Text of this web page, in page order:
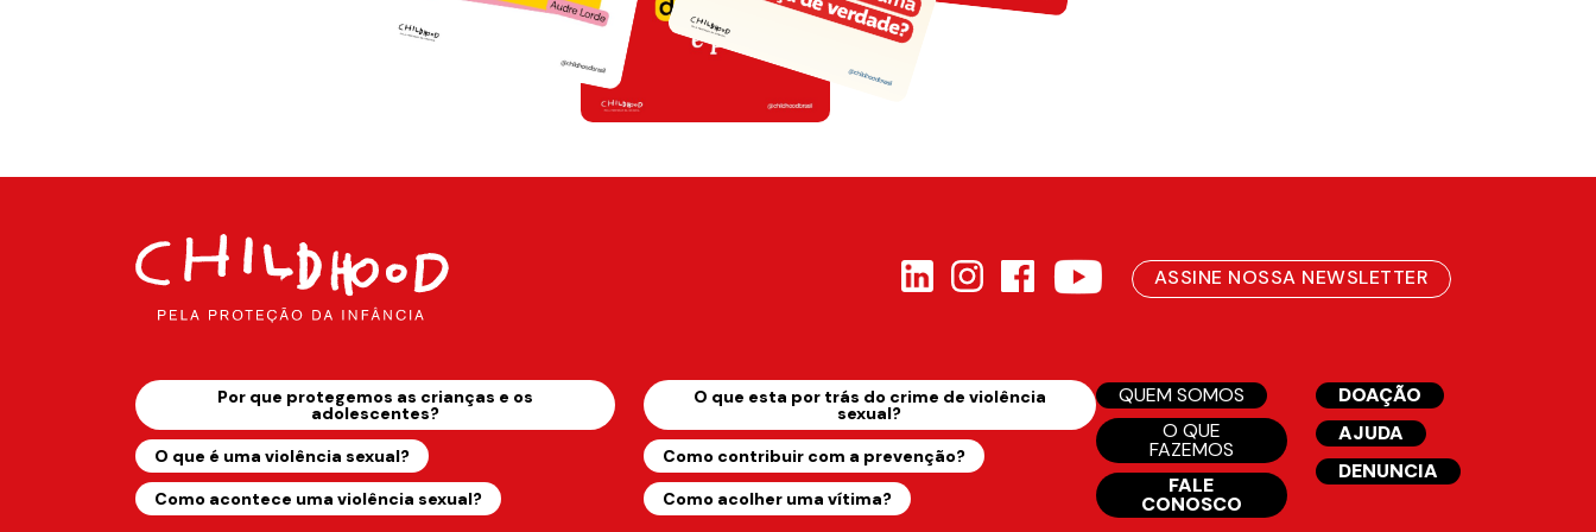
ASSINE NOSSA NEWSLETTER
Por que protegemos as crianças e os
adolescentes?
O que é uma violência sexual?
Como acontece uma violência sexual?
O que esta por trás do crime de violência
sexual?
Como contribuir com a prevenção?
Como acolher uma vítima?
QUEM SOMOS
O QUE
FAZEMOS
FALE
CONOSCO
DOAÇÃO
AJUDA
DENUNCIA